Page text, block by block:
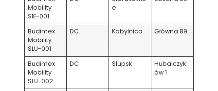
Mobility
SIE-001
e
Budimex
Mobility
SLU-001
DC Kobylnica Główna 89
Budimex
Mobility
SLU-002
DC Słupsk
Hubalczyk
ów 1